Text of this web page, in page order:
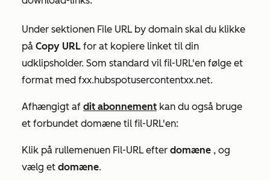
Under sektionen File URL by domain skal du klikke
på Copy URL for at kopiere linket til din
udklipsholder. Som standard vil fil-URL'en følge et
format med fxx.hubspotusercontentxx.net.
Afhængigt af dit abonnement kan du også bruge
et forbundet domæne til fil-URL'en:
Klik på rullemenuen Fil-URL efter domæne , og
vælg et domæne.